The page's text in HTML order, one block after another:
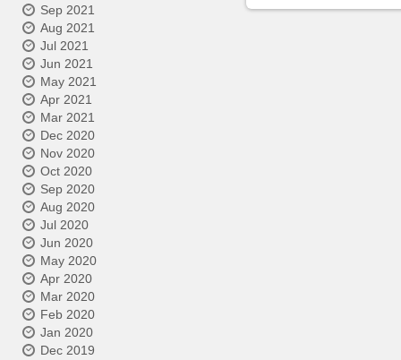
Sep 2021
Aug 2021
Jul 2021
Jun 2021
May 2021
Apr 2021
Mar 2021
Dec 2020
Nov 2020
Oct 2020
Sep 2020
Aug 2020
Jul 2020
Jun 2020
May 2020
Apr 2020
Mar 2020
Feb 2020
Jan 2020
Dec 2019